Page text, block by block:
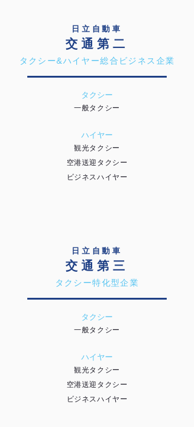
日立自動車
交通第二
タクシー&ハイヤー総合ビジネス企業
タクシー
一般タクシー
ハイヤー
観光タクシー
空港送迎タクシー
ビジネスハイヤー
日立自動車
交通第三
タクシー特化型企業
タクシー
一般タクシー
ハイヤー
観光タクシー
空港送迎タクシー
ビジネスハイヤー